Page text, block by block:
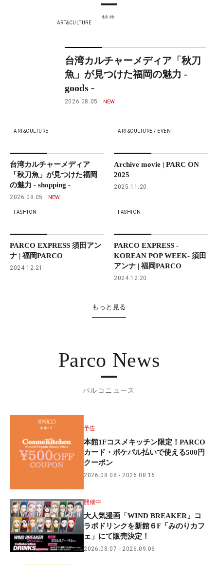
特集
ART&CULTURE
台湾カルチャーメディア「秋刀
魚」が見つけた福岡の魅力 -
goods -
2026.08.05
ART&CULTURE
台湾カルチャーメディア
「秋刀魚」が見つけた福岡
の魅力 - shopping -
2026.08.05
ART&CULTURE / EVENT
Archive movie | PARC ON
2025
2025.11.20
FASHION
PARCO EXPRESS 須田アン
ナ | 福岡PARCO
2024.12.21
FASHION
PARCO EXPRESS -
KOREAN POP WEEK- 須田
アンナ | 福岡PARCO
2024.12.20
もっと見る
Parco News
パルコニュース
予告
本館1Fコスメキッチン限定！PARCO
カード・ポケパル払いで使える500円
クーポン
2026.08.08 2026.08.16
開催中
大人気漫画「WIND BREAKER」コ
ラボドリンクを新館６F「みのりカフ
ェ」にて販売決定！
2026.08.07 2026.09.06